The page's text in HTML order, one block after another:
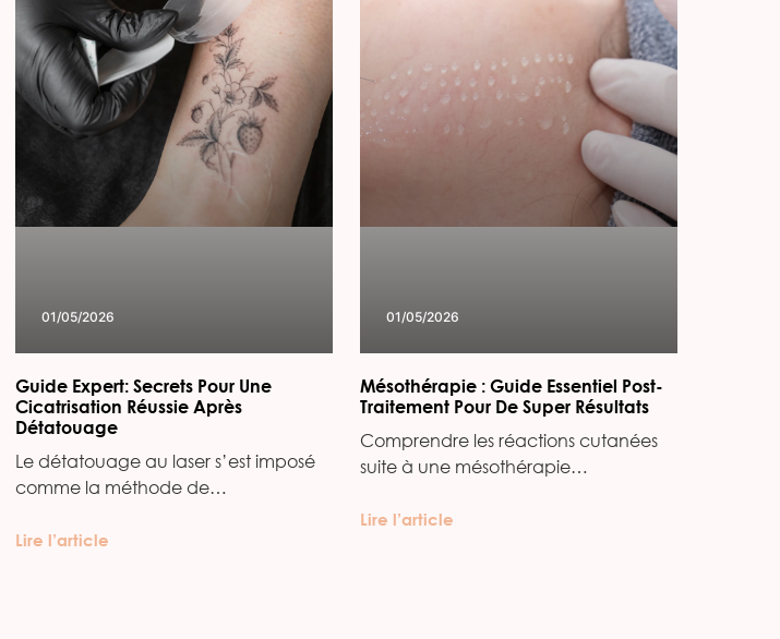
01/05/2026
Guide Expert: Secrets Pour Une
Cicatrisation Réussie Après
Détatouage
Le détatouage au laser s’est imposé
comme la méthode de…
Lire l’article
01/05/2026
Mésothérapie : Guide Essentiel Post-
Traitement Pour De Super Résultats
Comprendre les réactions cutanées
suite à une mésothérapie…
Lire l’article